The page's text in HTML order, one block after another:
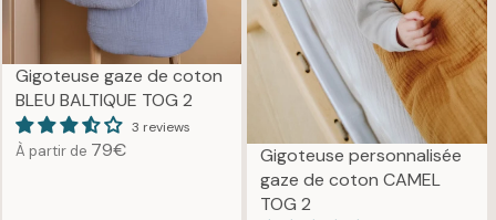
E
6
9
€
E
7
9
€
Gigoteuse gaze de coton
BLEU BALTIQUE TOG 2
3 reviews
À partir de R
79€
Gigoteuse personnalisée
gaze de coton CAMEL
TOG 2